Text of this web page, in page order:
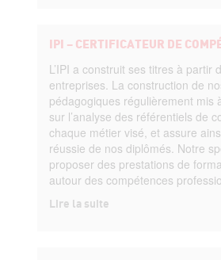
IPI – CERTIFICATEUR DE
L’IPI a construit ses titres à partir
entreprises. La construction de
pédagogiques régulièrement mis
sur l’analyse des référentiels de
chaque métier visé, et assure
réussie de nos diplômés. Notre
proposer des prestations de
autour des compétences
Lire la suite